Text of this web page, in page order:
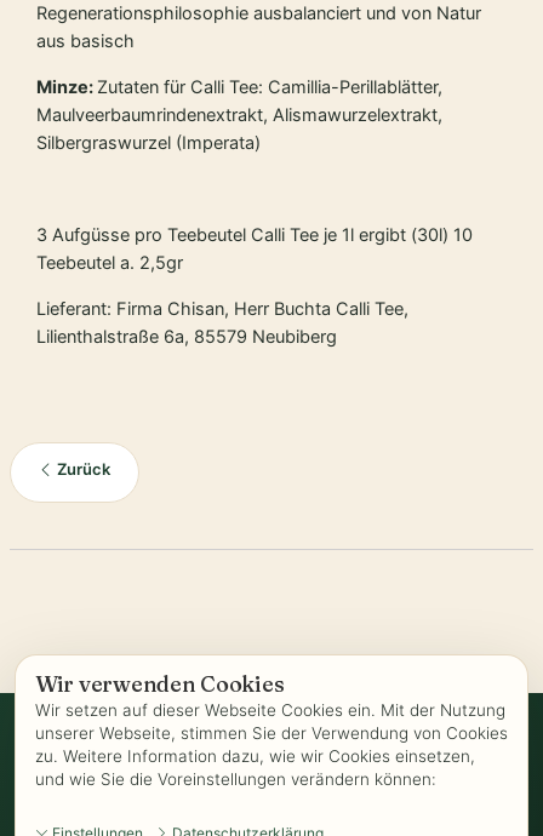
Wir verwenden Cookies
Wir setzen auf dieser Webseite Cookies ein. Mit der Nutzung
unserer Webseite, stimmen Sie der Verwendung von Cookies
zu. Weitere Information dazu, wie wir Cookies einsetzen,
und wie Sie die Voreinstellungen verändern können:
Regenerationsphilosophie ausbalanciert und von Natur
aus basisch
Minze: Zutaten für Calli Tee: Camillia-Perillablätter,
Maulveerbaumrindenextrakt, Alismawurzelextrakt,
Silbergraswurzel (Imperata)
3 Aufgüsse pro Teebeutel Calli Tee je 1l ergibt (30l) 10
Teebeutel a. 2,5gr
Lieferant: Firma Chisan, Herr Buchta Calli Tee,
Lilienthalstraße 6a, 85579 Neubiberg
Zurück
Vertrag widerrufen
AGB Biozertifizierung - Datenschutz